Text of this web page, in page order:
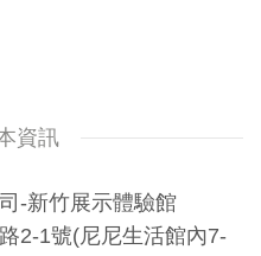
資訊
-新竹展示體驗館
2-1號(尼尼生活館內7-